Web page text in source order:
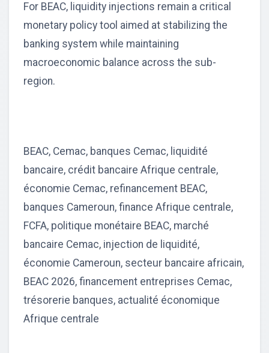
For BEAC, liquidity injections remain a critical
monetary policy tool aimed at stabilizing the
banking system while maintaining
macroeconomic balance across the sub-
region.
BEAC, Cemac, banques Cemac, liquidité
bancaire, crédit bancaire Afrique centrale,
économie Cemac, refinancement BEAC,
banques Cameroun, finance Afrique centrale,
FCFA, politique monétaire BEAC, marché
bancaire Cemac, injection de liquidité,
économie Cameroun, secteur bancaire africain,
BEAC 2026, financement entreprises Cemac,
trésorerie banques, actualité économique
Afrique centrale